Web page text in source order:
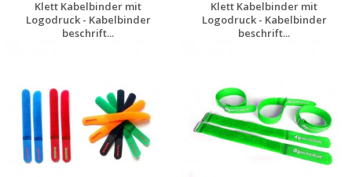
Klett Kabelbinder mit
Logodruck - Kabelbinder
beschrift...
anfragen
Klett Kabelbinder mit
Logodruck - Kabelbinder
beschrift...
anfragen